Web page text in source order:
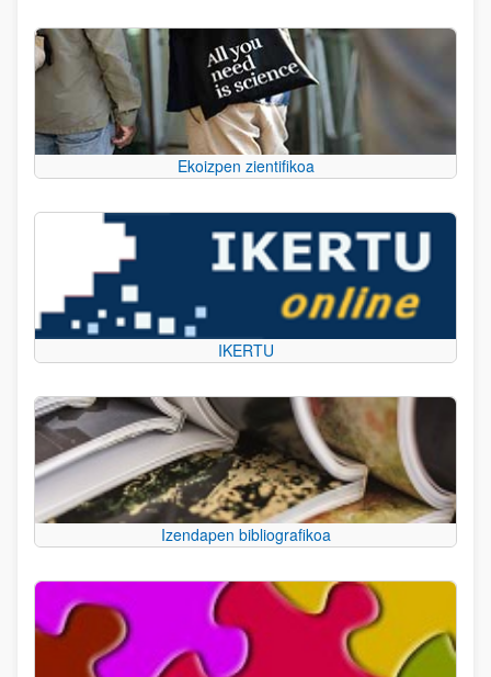
Ekoizpen zientifikoa
IKERTU
Izendapen bibliografikoa